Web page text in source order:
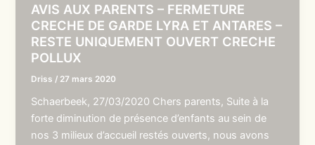
AVIS AUX PARENTS – FERMETURE
CRECHE DE GARDE LYRA ET ANTARES –
RESTE UNIQUEMENT OUVERT CRECHE
POLLUX
Driss / 27 mars 2020
Schaerbeek, 27/03/2020 Chers parents, Suite à la
forte diminution de présence d’enfants au sein de
nos 3 milieux d’accueil restés ouverts, nous avons